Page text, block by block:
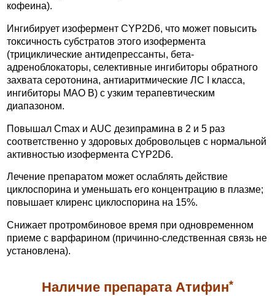
кофеина).
Ингибирует изофермент CYP2D6, что может повысить
токсичность субстратов этого изофермента
(трициклические антидепрессанты, бета-
адреноблокаторы, селективные ингибиторы обратного
захвата серотонина, антиаритмические ЛС I класса,
ингибиторы МАО В) с узким терапевтическим
диапазоном.
Повышал Cmax и AUC дезипрамина в 2 и 5 раз
соответственно у здоровых добровольцев с нормальной
активностью изофермента CYP2D6.
Лечение препаратом может ослаблять действие
циклоспорина и уменьшать его концентрацию в плазме;
повышает клиренс циклоспорина на 15%.
Снижает протромбиновое время при одновременном
приеме с варфарином (причинно-следственная связь не
установлена).
Наличие препарата Атифин*